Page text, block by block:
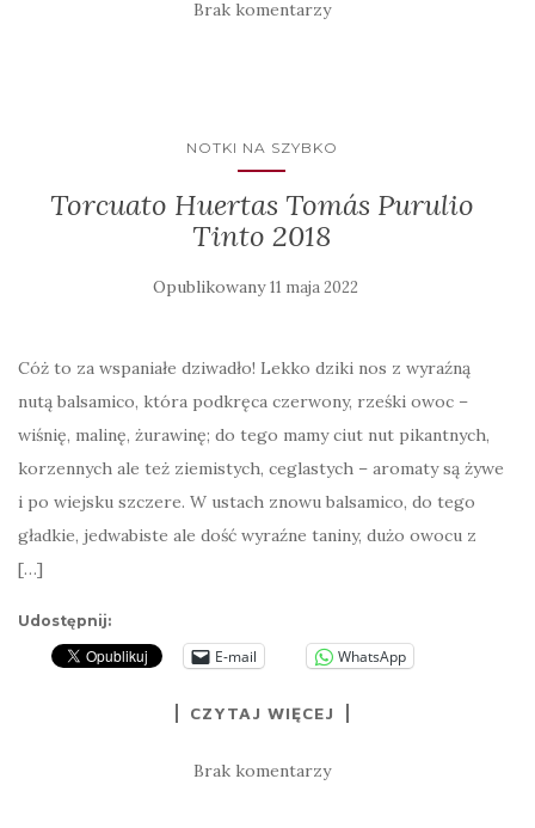
Brak komentarzy
NOTKI NA SZYBKO
Torcuato Huertas Tomás Purulio
Tinto 2018
Opublikowany11 maja 2022
Cóż to za wspaniałe dziwadło! Lekko dziki nos z wyraźną
nutą balsamico, która podkręca czerwony, rześki owoc –
wiśnię, malinę, żurawinę; do tego mamy ciut nut pikantnych,
korzennych ale też ziemistych, ceglastych – aromaty są żywe
i po wiejsku szczere. W ustach znowu balsamico, do tego
gładkie, jedwabiste ale dość wyraźne taniny, dużo owocu z
[…]
Udostępnij:
E-mail WhatsApp
CZYTAJ WIĘCEJ
Brak komentarzy